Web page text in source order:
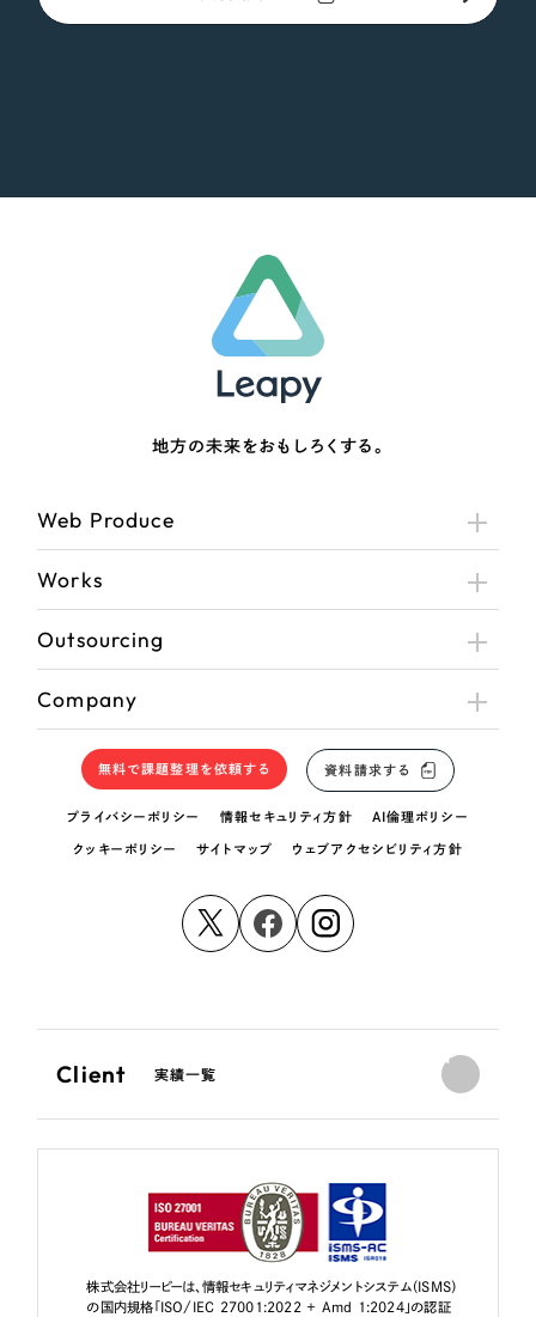
地方の未来をおもしろくする。
Web Produce
Works
Outsourcing
Company
無料で課題整理を依頼する 資料請求する
プライバシーポリシー 情報セキュリティ方針 AI倫理ポリシー
クッキーポリシー サイトマップ ウェブアクセシビリティ方針
Client 実績一覧
株式会社リーピーは、情報セキュリティマネジメントシステム（ISMS）
の国内規格「ISO/IEC 27001:2022 + Amd 1:2024」の認証